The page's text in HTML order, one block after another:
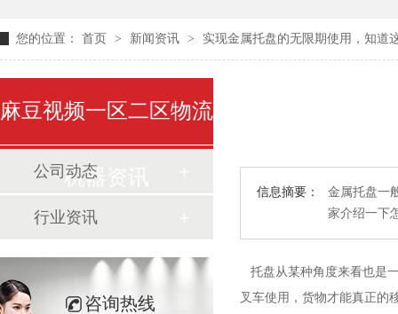
您的位置： 首页 > 新闻资讯 > 实现金属托盘的无限期使用，知
信息摘要：
金属托盘一般
家介绍一下
托盘从某种角度来看也是一种
叉车使用，货物才能真正的移
麻豆视频一区二区物流
机器资讯
公司动态
行业资讯
咨询热线